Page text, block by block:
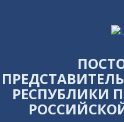
РЕСПУБЛИКИ